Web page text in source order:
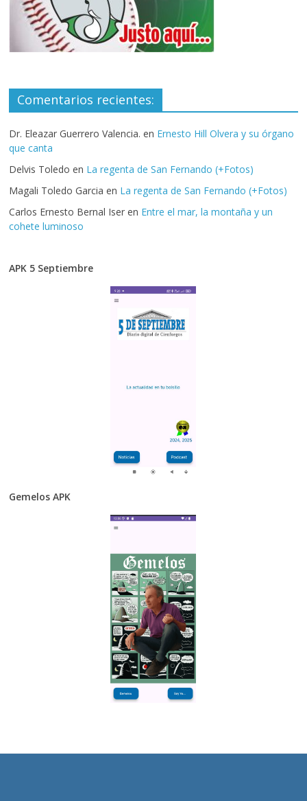
Comentarios recientes:
Dr. Eleazar Guerrero Valencia. en Ernesto Hill Olvera y su órgano
que canta
Delvis Toledo en La regenta de San Fernando (+Fotos)
Magali Toledo Garcia en La regenta de San Fernando (+Fotos)
Carlos Ernesto Bernal Iser en Entre el mar, la montaña y un
cohete luminoso
APK 5 Septiembre
Gemelos APK